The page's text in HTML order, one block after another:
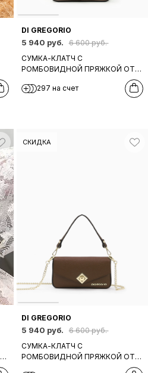
DI GREGORIO
5 940 руб.
6 600 руб.
СУМКА-КЛАТЧ С
РОМБОВИДНОЙ ПРЯЖКОЙ ОТ
МЕТАЛЛИЗИРОВАННОМ
297 на счет
СКИДКА
DI GREGORIO
5 940 руб.
6 600 руб.
СУМКА-КЛАТЧ С
РОМБОВИДНОЙ ПРЯЖКОЙ ОТ
DI GREGORIO В ШОКОЛАДНОМ